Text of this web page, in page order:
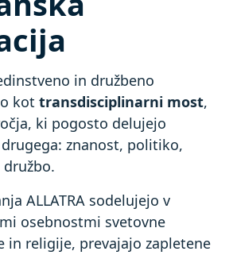
in družbeno
kot transdisciplinarni most,
ki pogosto delujejo
znanost, politiko,
ALLATRA sodelujejo v
osebnostmi svetovne
in religije, prevajajo zapletene